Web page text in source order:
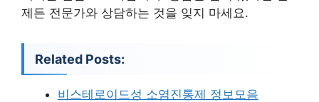
제든 전문가와 상담하는 것을 잊지 마세요.
Related Posts:
비스테로이드성 소염진통제 정보모음